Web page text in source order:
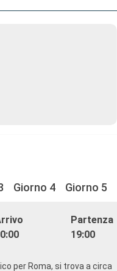
Giorno 4 Giorno 5
Partenza
19:00
per Roma, si trova a circa